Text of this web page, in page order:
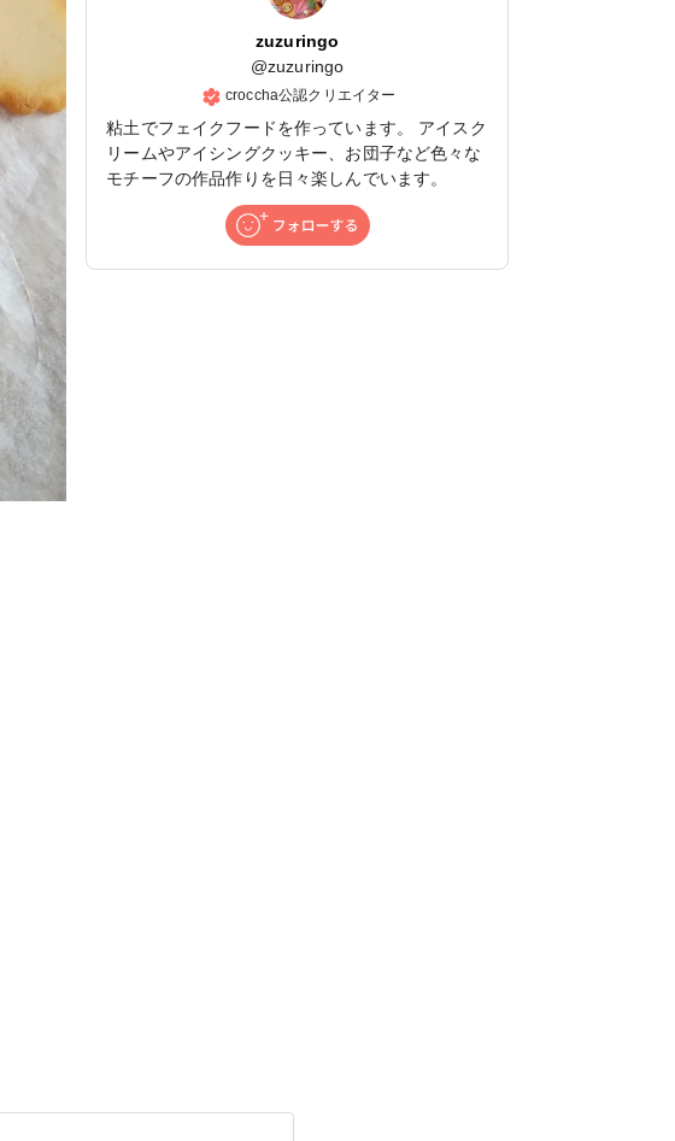
zuzuringo
@zuzuringo
croccha公認クリエイター
粘土でフェイクフードを作っています。 アイスク
リームやアイシングクッキー、お団子など色々な
モチーフの作品作りを日々楽しんでいます。